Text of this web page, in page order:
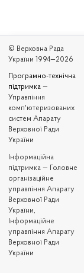
© Верховна Рада
України 1994—2026
Програмно-технічна
підтримка —
Управління
комп'ютеризованих
систем Апарату
Верховної Ради
України
Iнформаційна
підтримка — Головне
організаційне
управління Апарату
Верховної Ради
України,
Інформаційне
управління Апарату
Верховної Ради
України